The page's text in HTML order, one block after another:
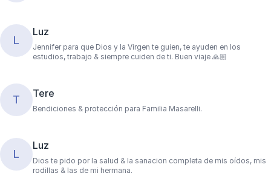
L
Luz
Jennifer para que Dios y la Virgen te guien, te ayuden en los
estudios, trabajo & siempre cuiden de ti. Buen viaje 🙏🏼
T Tere
Bendiciones & protección para Familia Masarelli.
L
Luz
Dios te pido por la salud & la sanacion completa de mis oídos, mis
rodillas & las de mi hermana.